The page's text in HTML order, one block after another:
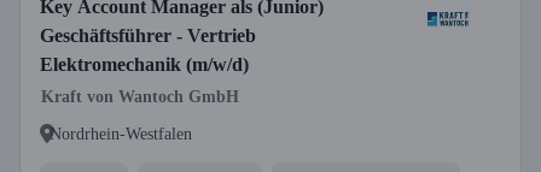
Key Account Manager als (Junior)
Geschäftsführer - Vertrieb
Elektromechanik (m/w/d)
Kraft von Wantoch GmbH
Nordrhein-Westfalen